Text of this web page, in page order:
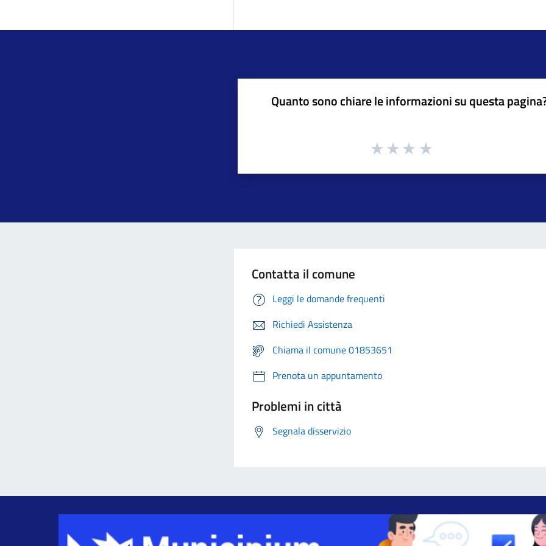
Quanto sono chiare le informazioni su questa
Contatta il comune
Leggi le domande frequenti
Richiedi Assistenza
Chiama il comune 01853651
Prenota un appuntamento
Problemi in città
Segnala disservizio